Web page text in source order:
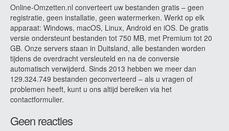
Online-Omzetten.nl converteert uw bestanden gratis – geen
registratie, geen installatie, geen watermerken. Werkt op elk
apparaat: Windows, macOS, Linux, Android en iOS. De gratis
versie ondersteunt bestanden tot 750 MB, met Premium tot 20
GB. Onze servers staan in Duitsland, alle bestanden worden
tijdens de overdracht versleuteld en na de conversie
automatisch verwijderd. Sinds 2013 hebben we meer dan
129.324.749 bestanden geconverteerd – als u vragen of
problemen heeft, kunt u ons altijd bereiken via het
contactformulier.
Geen reacties